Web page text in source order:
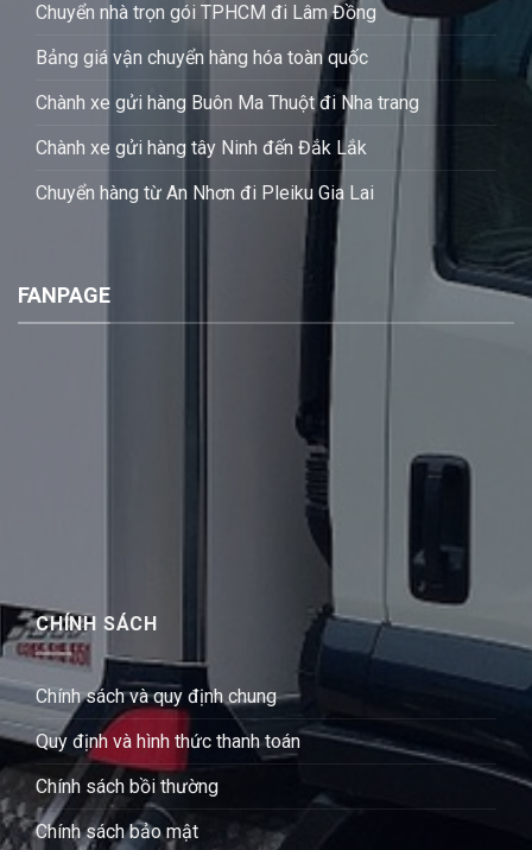
Chuyển nhà trọn gói TPHCM đi Lâm Đồng
Bảng giá vận chuyển hàng hóa toàn quốc
Chành xe gửi hàng Buôn Ma Thuột đi Nha trang
Chành xe gửi hàng tây Ninh đến Đắk Lắk
Chuyển hàng từ An Nhơn đi Pleiku Gia Lai
FANPAGE
CHÍNH SÁCH
Chính sách và quy định chung
Quy định và hình thức thanh toán
Chính sách bồi thường
Chính sách bảo mật